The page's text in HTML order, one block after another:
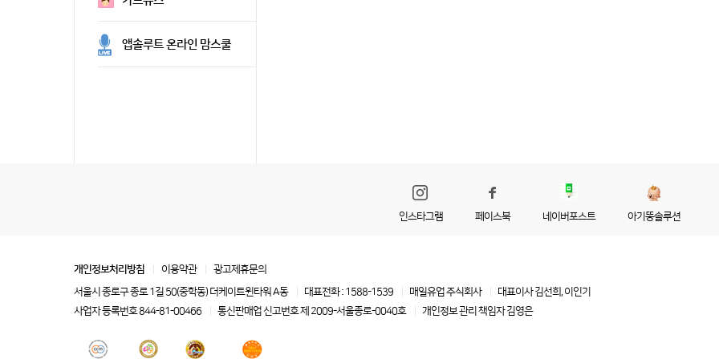
앱솔루트 온라인 맘스쿨
인스타그램 페이스북 네이버포스트 아기똥솔루션
개인정보처리방침 이용약관
광고제휴문의
서울시 종로구 종로 1길 50(중학동) 더케이트윈타워 A동
대표전화 : 1588-1539 매일유업 주식회사
대표이사 김선희, 이인기
사업자 등록번호 844-81-00466
통신판매업 신고번호 제 2009-서울종로-0040호 개인정보 관리 책임자김영은